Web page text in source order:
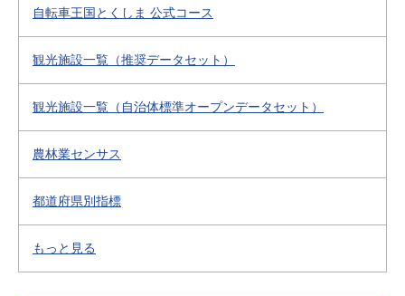
自転車王国とくしま 公式コース
観光施設一覧（推奨データセット）
観光施設一覧（自治体標準オープンデータセット）
農林業センサス
都道府県別指標
もっと見る